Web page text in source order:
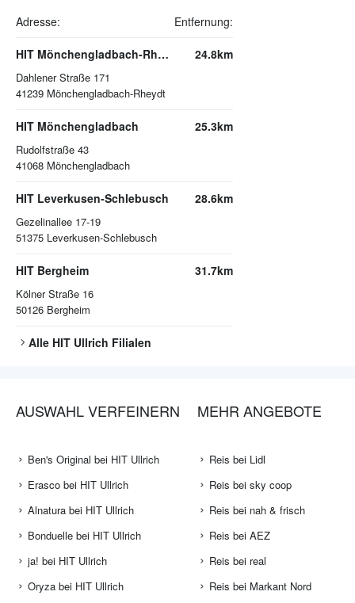
Adresse: Entfernung:
HIT Mönchengladbach-Rheydt
Dahlener Straße 171
41239 Mönchengladbach-Rheydt
24.8km
HIT Mönchengladbach
Rudolfstraße 43
41068 Mönchengladbach
25.3km
HIT Leverkusen-Schlebusch
Gezelinallee 17-19
51375 Leverkusen-Schlebusch
28.6km
HIT Bergheim
Kölner Straße 16
50126 Bergheim
31.7km
Alle HIT Ullrich Filialen
AUSWAHL VERFEINERN
Ben's Original bei HIT Ullrich
Erasco bei HIT Ullrich
Alnatura bei HIT Ullrich
Bonduelle bei HIT Ullrich
ja! bei HIT Ullrich
Oryza bei HIT Ullrich
MEHR ANGEBOTE
Reis bei Lidl
Reis bei sky coop
Reis bei nah & frisch
Reis bei AEZ
Reis bei real
Reis bei Markant Nord